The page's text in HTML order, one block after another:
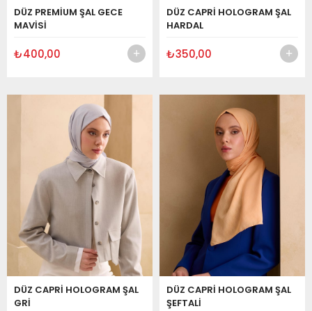
DÜZ PREMİUM ŞAL GECE
MAVİSİ
₺400,00
DÜZ CAPRİ HOLOGRAM ŞAL
HARDAL
₺350,00
DÜZ CAPRİ HOLOGRAM ŞAL
GRİ
DÜZ CAPRİ HOLOGRAM ŞAL
ŞEFTALİ